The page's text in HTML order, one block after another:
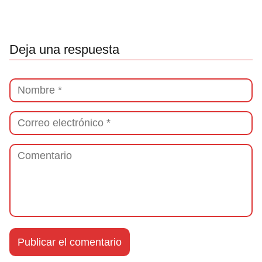
Deja una respuesta